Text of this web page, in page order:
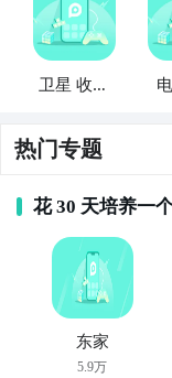
8. 《芒果TV》 -
视剧、综艺节目
的内容。
9. 《哔哩哔哩》 -
分享。
10. 《优酷视频
的电视剧、综艺
自己喜欢的内容。
卫星 收音
热门专题
花 30 天培养一
东家
5.9万